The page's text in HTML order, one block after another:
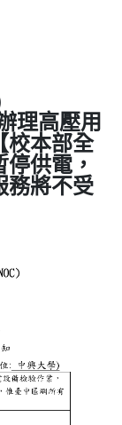
理高壓用
校本部全
供電，
務將不受